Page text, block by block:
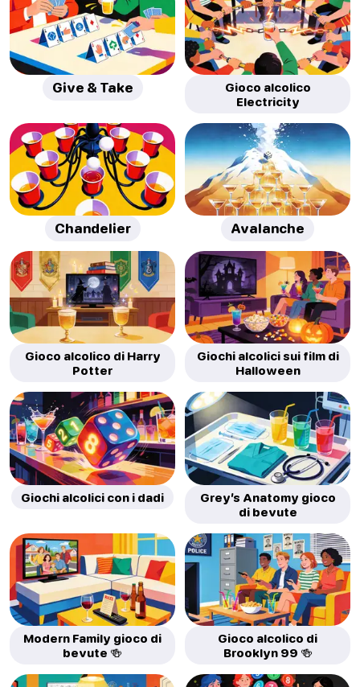
Give & Take
Gioco alcolico
Electricity
Chandelier Avalanche
Gioco alcolico di Harry
Potter
Giochi alcolici sui film di
Halloween
Giochi alcolici con i dadi
Grey’s Anatomy gioco
di bevute
Modern Family gioco di
bevute 🍻
Gioco alcolico di
Brooklyn 99 🍻